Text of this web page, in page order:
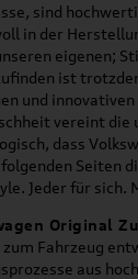
sind
in der
eigenen;
ist
und
vereint die
dass
Seiten
Jeder für sich.
Original
Fahrzeug
aus